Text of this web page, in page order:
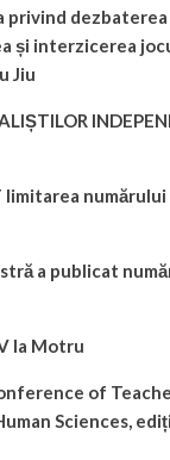
privind
și interzicerea
Jiu
limitarea
a publicat
la Motru
of
Sciences,